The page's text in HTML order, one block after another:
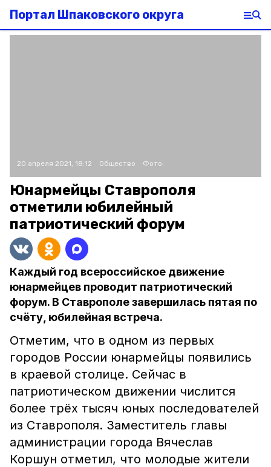
Портал Шпаковского округа
20 апреля 2021, 18:12 Общество Фото:
Юнармейцы Ставрополя
отметили юбилейный
патриотический форум
Каждый год всероссийское движение
юнармейцев проводит патриотический
форум. В Ставрополе завершилась пятая по
счёту, юбилейная встреча.
Отметим, что в одном из первых
городов России юнармейцы появились
в краевой столице. Сейчас в
патриотическом движении числится
более трёх тысяч юных последователей
из Ставрополя. Заместитель главы
администрации города Вячеслав
Коршун отметил, что молодые жители